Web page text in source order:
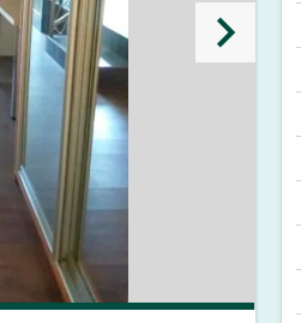
keyboard_arrow_right